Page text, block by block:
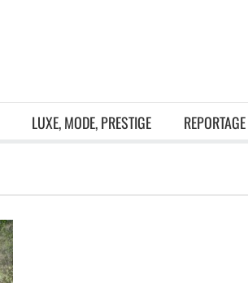
LUXE, MODE, PRESTIGE REPORTAGE